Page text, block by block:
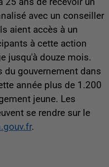
avec un conseiller
aient accès à un
à cette action
jusqu'à douze mois.
du gouvernement dans
année plus de 1.200
jeune. Les
se rendre sur le
.